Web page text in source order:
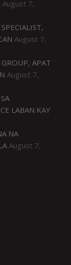
August 7,
August 7,
APAT
August 7,
LABAN KAY
NA
August 7,